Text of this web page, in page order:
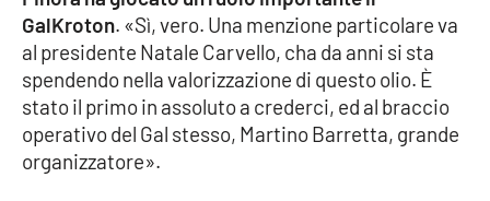
GalKroton. «Sì, vero. Una menzione particolare va
al presidente Natale Carvello, cha da anni si sta
spendendo nella valorizzazione di questo olio. È
stato il primo in assoluto a crederci, ed al braccio
operativo del Gal stesso, Martino Barretta, grande
organizzatore».